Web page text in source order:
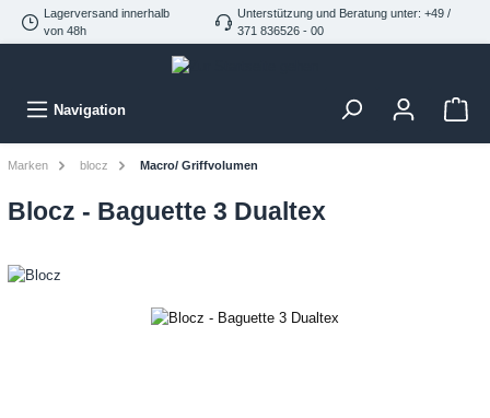
Lagerversand innerhalb
von 48h
Unterstützung und Beratung unter: +49 /
371 836526 - 00
Navigation
Marken blocz Macro/ Griffvolumen
Blocz - Baguette 3 Dualtex